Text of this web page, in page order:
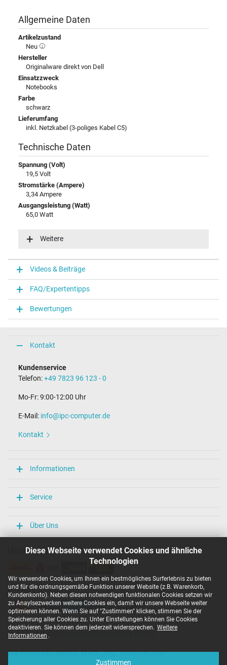
Diese Webseite verwendet Cookies und ähnliche
Technologien
Wir verwenden Cookies, um Ihnen ein bestmögliches Surferlebnis zu bieten
und für die ordnungsgemäße Funktion unserer Website (z.B. Warenkorb,
Kundenkonto). Neben diesen notwendigen funktionalen Cookies setzen wir
zu Anaylsezwecken weitere Cookies ein, damit wir unsere Webseite weiter
optimieren können. Wenn Sie auf "Zustimmen" klicken, stimmen Sie der
Speicherung aller Cookies zu. Unter Einstellungen können Sie Cookies
deaktivieren. Sie können dem jederzeit widersprechen. Weitere
Informationen .
Zustimmen
Allgemeine Daten
Artikelzustand
Neu
Hersteller
Originalware direkt von Dell
Einsatzzweck
Notebooks
Farbe
schwarz
Lieferumfang
inkl. Netzkabel (3-poliges Kabel C5)
Technische Daten
Spannung (Volt)
19,5 Volt
Stromstärke (Ampere)
3,34 Ampere
Ausgangsleistung (Watt)
65,0 Watt
100-240V / 50-60Hz
Funktions-LED
Funktions-LED im Stecker
Notebook Stecker
Steckertyp / -form
rund / 180° gerade
9,5 mm
Ja
Länge Anschlusskabel (m) (ca.)
Länge / Breite / Höhe
Weitere Daten
Ja
CE
N
PSE
SEC
Singapore Safety Mark
TÜV Argentina Certificado
TÜV Geprüfte Sicherheit
UKCA
UL Listed
Weitere
Videos & Beiträge
FAQ/Expertentipps
Bewertungen
Kontakt
Kundenservice
Telefon:+49 7823 96 123 - 0
Mo-Fr: 9:00-12:00 Uhr
E-Mail: info@ipc-computer.de
Kontakt
Informationen
Service
Über Uns
Unsere Versandarten
Unsere Zahlarten
Copyright ©
Alle Preise inkl. gesetzl. MwSt. zzgl. Versandkosten